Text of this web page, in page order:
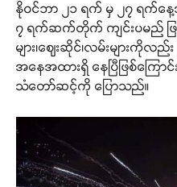
နိုဝင်ဘာ ၂၁ ရက် မှ ၂၇ ရက်
၇ ရက်ဆက်တိုက် ကျင်းပမည် ဖြ
များ၊ဈေးဆိုင်၊လမ်းများကိုလည်
အနေအထားရှိ နေပြီဖြစ်ကြောင်
သံတော်ဆင့်ကို ပြောသည်။